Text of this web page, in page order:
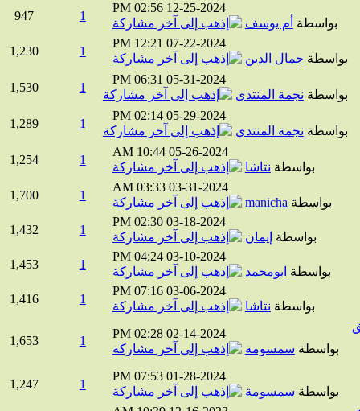
12-25-2024
02:56 PM
بواسطةأم يوسف
947
07-22-2024
12:21 PM
جمال الدين
1,230
05-31-2024
06:31 PM
نجمة المنتدى
1,530
05-29-2024
02:14 PM
نجمة المنتدى
1,289
05-26-2024
10:44 AM
بواسطةنتاشا
1,254
03-31-2024
03:33 AM
بواسطةmanicha
1,700
03-18-2024
02:30 PM
بواسطةإيمان
1,432
03-10-2024
04:24 PM
بواسطةابومحمد
1,453
03-06-2024
07:16 PM
بواسطةنتاشا
1,416
02-14-2024
02:28 PM
بواسطةسمسومة
1,653
01-28-2024
07:53 PM
بواسطةسمسومة
1,247